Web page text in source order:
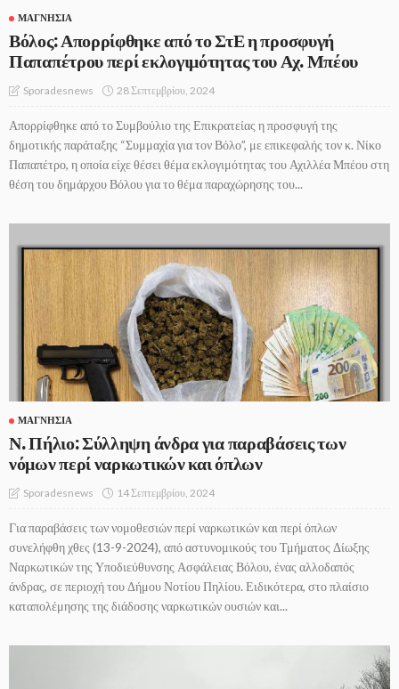
ΜΑΓΝΗΣΊΑ
Βόλος: Απορρίφθηκε από το ΣτΕ η προσφυγή
Παπαπέτρου περί εκλογιμότητας του Αχ. Μπέου
Sporadesnews 28 Σεπτεμβρίου, 2024
Απορρίφθηκε από το Συμβούλιο της Επικρατείας η προσφυγή της
δημοτικής παράταξης “Συμμαχία για τον Βόλο”, με επικεφαλής τον κ. Νίκο
Παπαπέτρο, η οποία είχε θέσει θέμα εκλογιμότητας του Αχιλλέα Μπέου στη
θέση του δημάρχου Βόλου για το θέμα παραχώρησης του...
ΜΑΓΝΗΣΊΑ
Ν. Πήλιο: Σύλληψη άνδρα για παραβάσεις των
νόμων περί ναρκωτικών και όπλων
Sporadesnews 14 Σεπτεμβρίου, 2024
Για παραβάσεις των νομοθεσιών περί ναρκωτικών και περί όπλων
συνελήφθη χθες (13-9-2024), από αστυνομικούς του Τμήματος Δίωξης
Ναρκωτικών της Υποδιεύθυνσης Ασφάλειας Βόλου, ένας αλλοδαπός
άνδρας, σε περιοχή του Δήμου Νοτίου Πηλίου. Ειδικότερα, στο πλαίσιο
καταπολέμησης της διάδοσης ναρκωτικών ουσιών και...